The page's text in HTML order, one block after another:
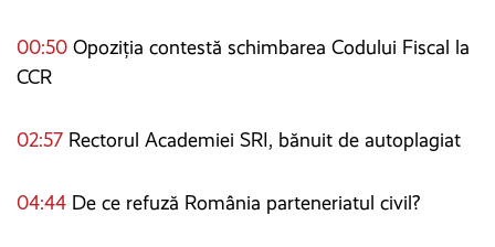
00:50 Opoziția contestă schimbarea Codului Fiscal la
CCR
02:57 Rectorul Academiei SRI, bănuit de autoplagiat
04:44 De ce refuză România parteneriatul civil?